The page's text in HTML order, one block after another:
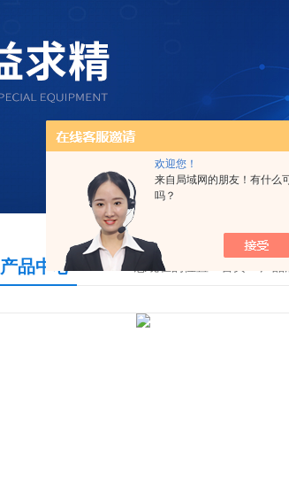
欢迎您！
来自局域网的朋友！有什么
吗？
产品中心 您现在的位置：